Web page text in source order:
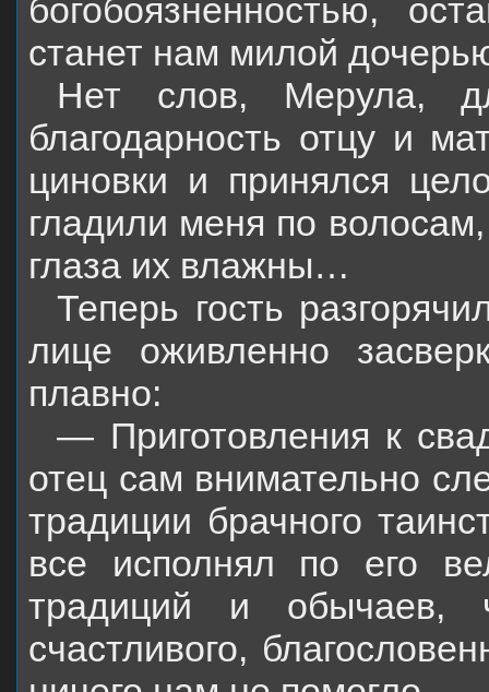
богобоязненностью,
станет нам милой
Нет слов, Мерула,
благодарность отцу и
циновки и принялся
гладили меня по
глаза их влажны…
Теперь гость
лице оживленно
плавно:
— Приготовления к
отец сам внимательно
традиции брачного
все исполнял по его
традиций и обычаев,
счастливого,